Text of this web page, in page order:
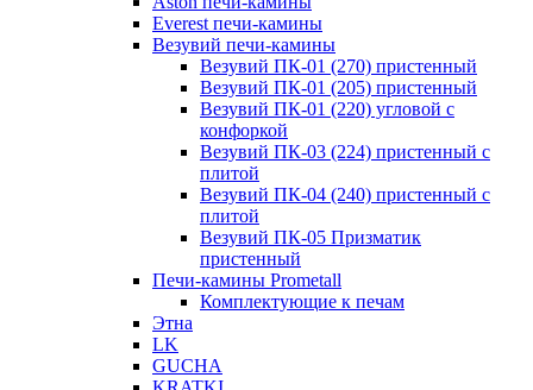
Everest печи-камины
Везувий печи-камины
Везувий ПК-01 (270) пристенный
Везувий ПК-01 (205) пристенный
Везувий ПК-01 (220) угловой с
конфоркой
Везувий ПК-03 (224) пристенный с
плитой
Везувий ПК-04 (240) пристенный с
плитой
Везувий ПК-05 Призматик
пристенный
Печи-камины Prometall
Комплектующие к печам
Этна
LK
GUCHA